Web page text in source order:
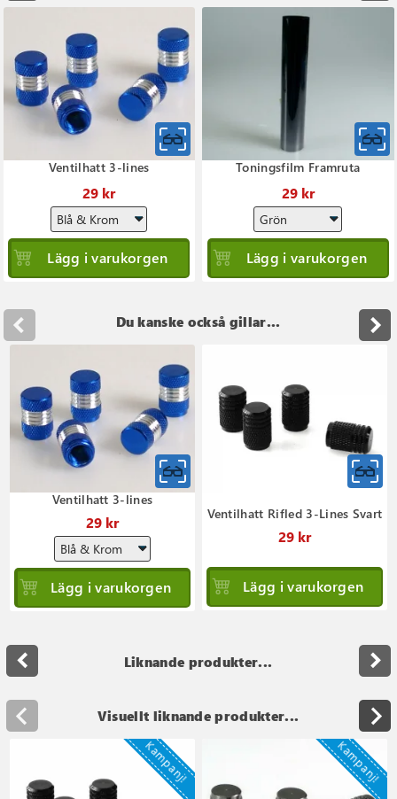
Ventilhatt 3-lines
29 kr
Lägg i varukorgen
Toningsfilm Framruta
29 kr
Lägg i varukorgen
Du kanske också gillar...
Ventilhatt 3-lines
29 kr
Lägg i varukorgen
Ventilhatt Rifled 3-Lines Svart
29 kr
Lägg i varukorgen
Liknande produkter...
navigate_before navigate_next
Visuellt liknande produkter...
Kampanj! Kampanj!